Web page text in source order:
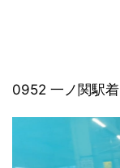
0952 一ノ関駅着